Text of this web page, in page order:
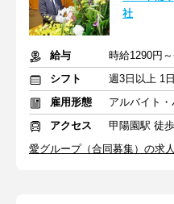
社
給与
時給1290円
シフト
週3日以上 1
雇用形態
アルバイト・
アクセス
甲陽園駅 徒
愛グループ（合同募集）の求